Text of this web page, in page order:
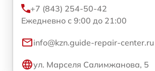
+7 (843) 254-50-42
Ежедневно с 9:00 до 21:00
info@kzn.guide-repair-center.ru
ул. Марселя Салимжанова, 5